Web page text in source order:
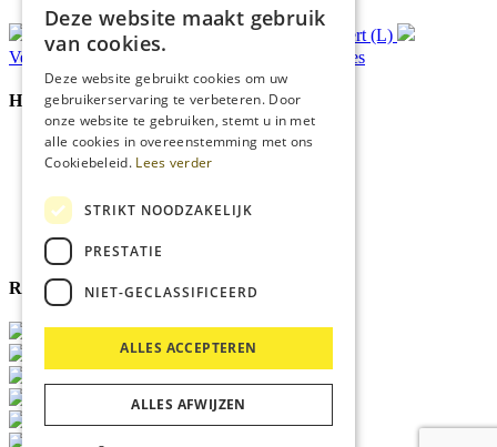
bezorging*
Ophalen in Echt of Weert (L)
Verzonden binnen 48 uur* advies
Handige Links
Home
Klantenservice
Blog
Privacyverklaring
Cookies
Reviewmerk
Deze website maakt gebruik
van cookies.
Deze website gebruikt cookies om uw
gebruikerservaring te verbeteren. Door
onze website te gebruiken, stemt u in met
alle cookies in overeenstemming met ons
Cookiebeleid. Lees verder
STRIKT NOODZAKELIJK
PRESTATIE
NIET-GECLASSIFICEERD
ALLES ACCEPTEREN
ALLES AFWIJZEN